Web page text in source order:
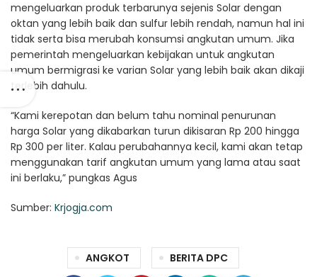
mengeluarkan produk terbarunya sejenis Solar dengan
oktan yang lebih baik dan sulfur lebih rendah, namun hal ini
tidak serta bisa merubah konsumsi angkutan umum. Jika
pemerintah mengeluarkan kebijakan untuk angkutan
umum bermigrasi ke varian Solar yang lebih baik akan dikaji
terlebih dahulu.
“Kami kerepotan dan belum tahu nominal penurunan
harga Solar yang dikabarkan turun dikisaran Rp 200 hingga
Rp 300 per liter. Kalau perubahannya kecil, kami akan tetap
menggunakan tarif angkutan umum yang lama atau saat
ini berlaku,” pungkas Agus
Sumber: Krjogja.com
ANGKOT BERITA DPC